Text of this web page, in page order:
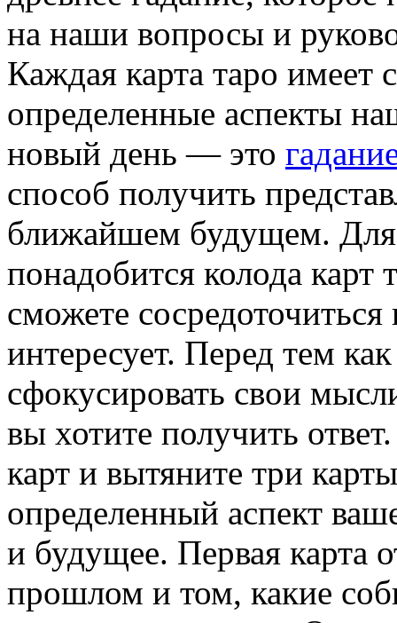
на наши вопросы и
Каждая карта таро имеет
определенные аспекты
новый день — это
способ получить
ближайшем будущем. Для
понадобится колода карт
сможете
интересует. Перед тем
сфокусировать свои
вы хотите получить
карт и вытяните три
определенный аспект
и будущее. Первая карта
прошлом и том, какие